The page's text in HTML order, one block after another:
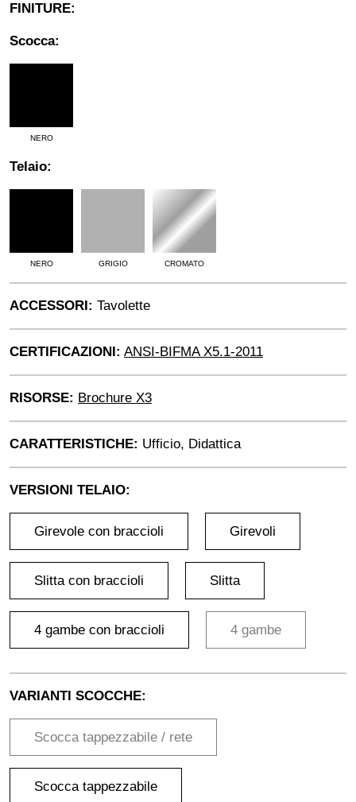
FINITURE:
Scocca:
NERO
Telaio:
NERO GRIGIO CROMATO
ACCESSORI: Tavolette
CERTIFICAZIONI: ANSI-BIFMA X5.1-2011
RISORSE: Brochure X3
CARATTERISTICHE: Ufficio, Didattica
VERSIONI TELAIO:
Girevole con braccioli Girevoli
Slitta con braccioli Slitta
4 gambe con braccioli 4 gambe
VARIANTI SCOCCHE:
Scocca tappezzabile / rete
Scocca tappezzabile